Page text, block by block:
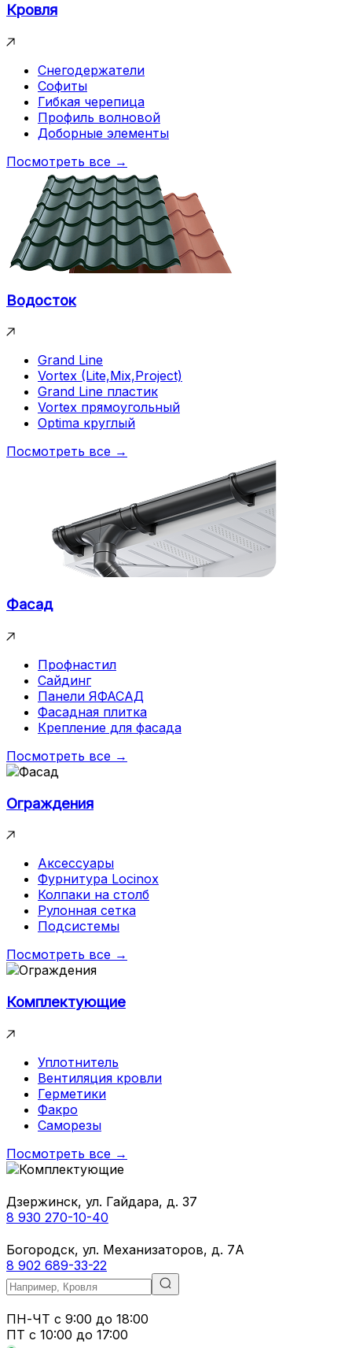
Кровля
Снегодержатели
Софиты
Гибкая черепица
Профиль волновой
Доборные элементы
Посмотреть все →
Водосток
Grand Line
Vortex (Lite,Mix,Project)
Grand Line пластик
Vortex прямоугольный
Optima круглый
Посмотреть все →
Фасад
Профнастил
Сайдинг
Панели ЯФАСАД
Фасадная плитка
Крепление для фасада
Посмотреть все →
Ограждения
Аксессуары
Фурнитура Locinox
Колпаки на столб
Рулонная сетка
Подсистемы
Посмотреть все →
Комплектующие
Уплотнитель
Вентиляция кровли
Герметики
Факро
Саморезы
Посмотреть все →
Дзержинск, ул. Гайдара, д. 37
8 930 270-10-40
Богородск, ул. Механизаторов, д. 7А
8 902 689-33-22
ПН-ЧТ с 9:00 до 18:00
ПТ с 10:00 до 17:00